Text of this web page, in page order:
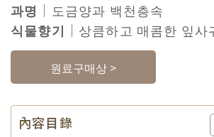
과명 ｜도금양과 백천층속
식물향기 ｜상큼하고 매콤한 잎사
원료구매상 >
內容目錄